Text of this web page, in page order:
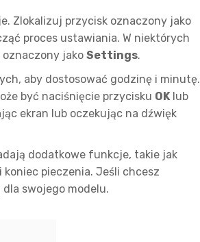
Zlokalizuj przycisk oznaczony jako
proces ustawiania. W niektórych
jako Settings.
aby dostosować godzinę i minutę.
być naciśnięcie przycisku OKlub
ekran lub oczekując na dźwięk
dodatkowe funkcje, takie jak
pieczenia. Jeśli chcesz
swojego modelu.